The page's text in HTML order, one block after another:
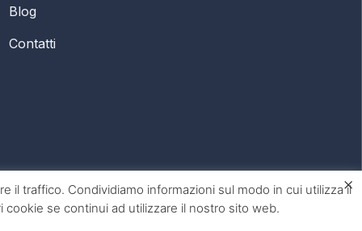
Blog
Contatti
il traffico. Condividiamo informazioni sul modo in cui utilizza il
se continui ad utilizzare il nostro sito web.
×